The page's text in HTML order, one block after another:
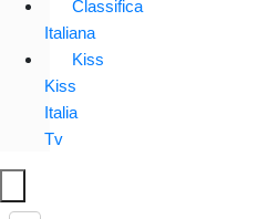
Classifica
Italiana
Kiss
Kiss
Italia
Tv